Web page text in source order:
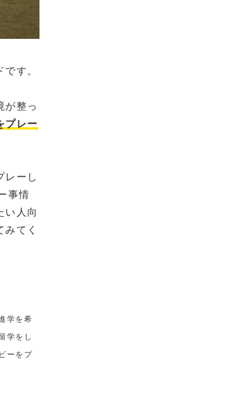
す。
が整っ
プレー
レーし
事情
い人向
みてく
学を希
学をし
ーをプ